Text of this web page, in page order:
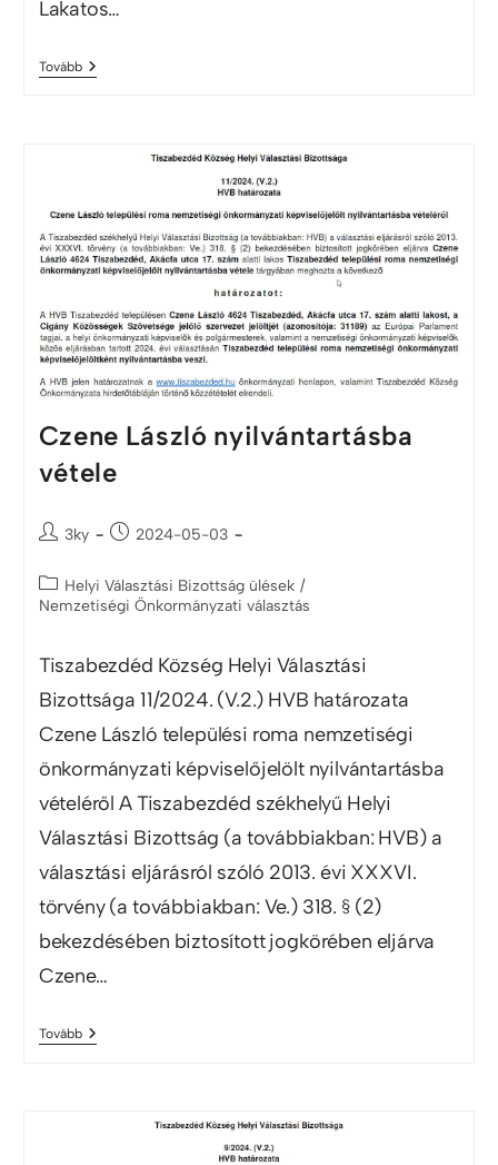
Lakatos…
Tovább
Czene László nyilvántartásba
vétele
3ky 2024-05-03
Helyi Választási Bizottság ülések /
Nemzetiségi Önkormányzati választás
Tiszabezdéd Község Helyi Választási
Bizottsága 11/2024. (V.2.) HVB határozata
Czene László települési roma nemzetiségi
önkormányzati képviselőjelölt nyilvántartásba
vételéről A Tiszabezdéd székhelyű Helyi
Választási Bizottság (a továbbiakban: HVB) a
választási eljárásról szóló 2013. évi XXXVI.
törvény (a továbbiakban: Ve.) 318. § (2)
bekezdésében biztosított jogkörében eljárva
Czene…
Tovább